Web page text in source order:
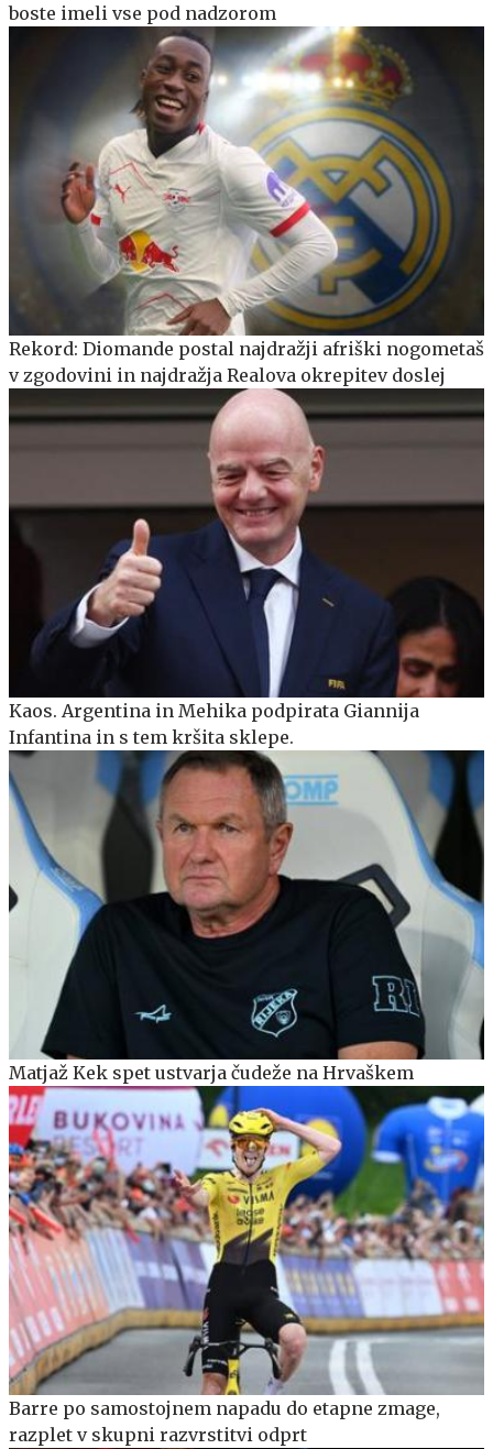
boste imeli vse pod nadzorom
Rekord: Diomande postal najdražji afriški nogometaš
v zgodovini in najdražja Realova okrepitev doslej
Kaos. Argentina in Mehika podpirata Giannija
Infantina in s tem kršita sklepe.
Matjaž Kek spet ustvarja čudeže na Hrvaškem
Barre po samostojnem napadu do etapne zmage,
razplet v skupni razvrstitvi odprt